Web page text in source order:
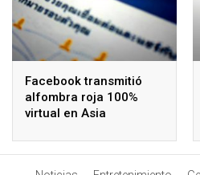
Facebook transmitió
alfombra roja 100%
virtual en Asia